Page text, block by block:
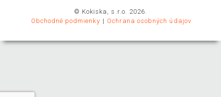
© Kokiska, s.r.o. 2026.
Obchodné podmienky
Ochrana osobných údajov